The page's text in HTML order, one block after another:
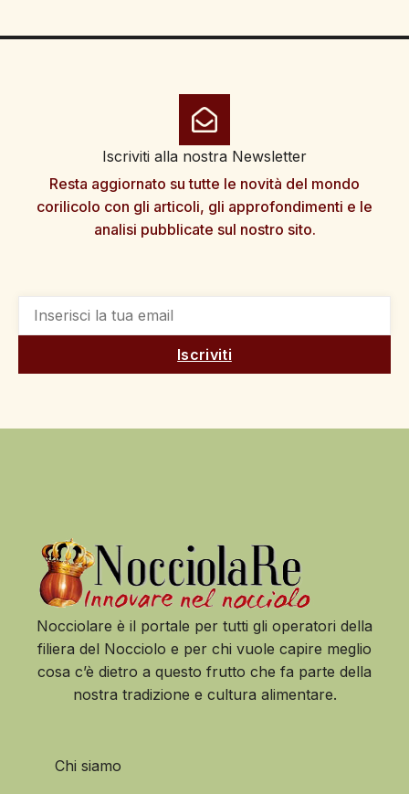
Iscriviti alla nostra Newsletter
Resta aggiornato su tutte le novità del mondo
corilicolo con gli articoli, gli approfondimenti e le
analisi pubblicate sul nostro sito.
Iscriviti
Nocciolare è il portale per tutti gli operatori della
filiera del Nocciolo e per chi vuole capire meglio
cosa c’è dietro a questo frutto che fa parte della
nostra tradizione e cultura alimentare.
Chi siamo